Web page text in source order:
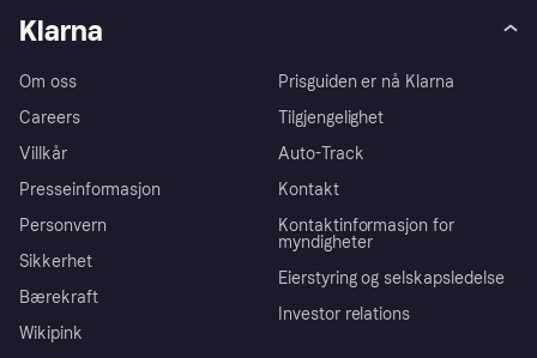
Klarna
Om oss
Careers
Villkår
Presseinformasjon
Personvern
Sikkerhet
Bærekraft
Wikipink
Prisguiden er nå Klarna
Tilgjengelighet
Auto-Track
Kontakt
Kontaktinformasjon for
myndigheter
Eierstyring og selskapsledelse
Investor relations